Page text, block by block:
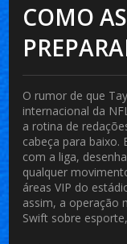
COMO
O rumor de que
internacional da
a rotina de
cabeça para baixo.
com a liga,
qualquer
áreas VIP do
assim, a operação
Swift sobre